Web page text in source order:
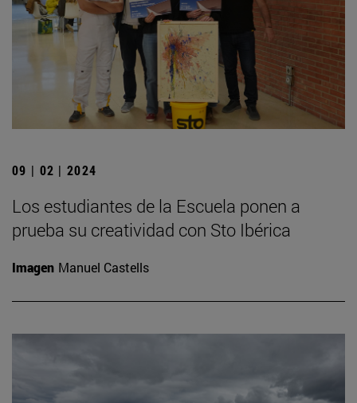
09 | 02 | 2024
Los estudiantes de la Escuela ponen a
prueba su creatividad con Sto Ibérica
Imagen Manuel Castells